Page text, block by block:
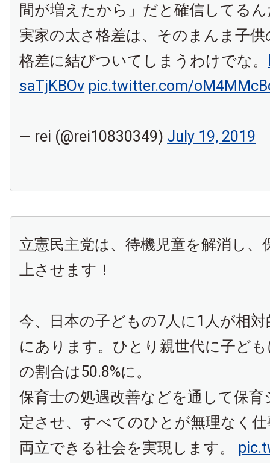
間が増えたから」だと確信してる
実家の太さ格差は、そのまんま子供
格差に結びついてしまうわけでな。
saTjKBOv pic.twitter.com/
— rei (@rei10830349) July 19, 2019
立憲民主党は、待機児童を解消し、
上させます！
今、日本の子どもの7人に1人が相
にあります。ひとり親世代に子ど
の割合は50.8%に。
保育士の処遇改善などを通して保
定させ、すべてのひとが無理なく
両立できる社会を実現します。